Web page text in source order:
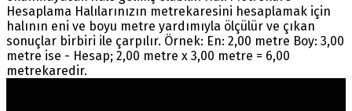
Hesaplama Halılarınızın metrekaresini hesaplamak için
halının eni ve boyu metre yardımıyla ölçülür ve çıkan
sonuçlar birbiri ile çarpılır. Örnek: En: 2,00 metre Boy: 3,00
metre ise - Hesap; 2,00 metre x 3,00 metre = 6,00
metrekaredir.